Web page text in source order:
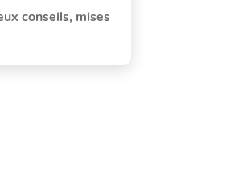
conseils, mises